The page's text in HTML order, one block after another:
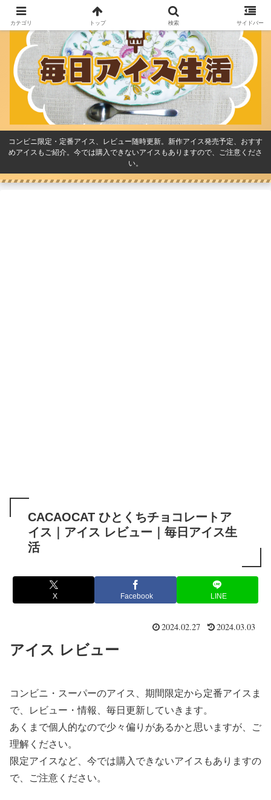
コンビニ限定・定番アイス、レビュー随時更新。新作アイス発売予定、おすす
めアイスもご紹介。今では購入できないアイスもありますので、ご注意くださ
い。
CACAOCAT ひとくちチョコレートア
イス｜アイス レビュー｜毎日アイス生
活
X Facebook LINE
2024.02.27 2024.03.03
アイス レビュー
コンビニ・スーパーのアイス、期間限定から定番アイスま
で、レビュー・情報、毎日更新していきます。
あくまで個人的なので少々偏りがあるかと思いますが、ご
理解ください。
限定アイスなど、今では購入できないアイスもありますの
で、ご注意ください。
カテゴリ トップ 検索 サイドバー